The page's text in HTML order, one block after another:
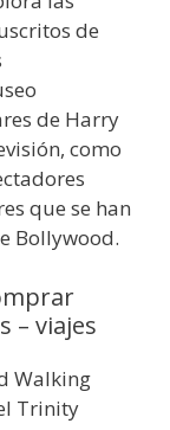
de
de Harry
como
que se han
Bollywood.
– viajes
Walking
Trinity